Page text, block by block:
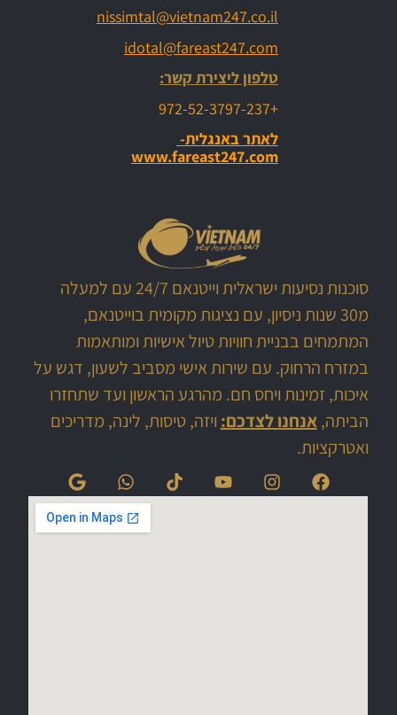
nissimtal@vietnam247.co.il
idotal@fareast247.com
טלפון ליצירת קשר:
+972-52-3797-237
לאתר באנגלית-
www.fareast247.com
סוכנות נסיעות ישראלית וייטנאם 24/7 עם למעלה
מ30 שנות ניסיון, עם נציגות מקומית בוייטנאם,
המתמחים בבניית חוויות טיול אישיות ומותאמות
במזרח הרחוק. עם שירות אישי מסביב לשעון, דגש על
איכות, זמינות ויחס חם. מהרגע הראשון ועד שתחזרו
הביתה,אנחנו לצדכם: ויזה, טיסות, לינה, מדריכים
ואטרקציות.